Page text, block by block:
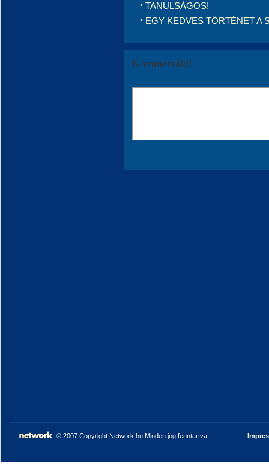
TANULSÁGOS!
EGY KEDVES TÖRTÉNET A
Kommentáld!
© 2007 Copyright Network.hu Minden jog fenntartva.